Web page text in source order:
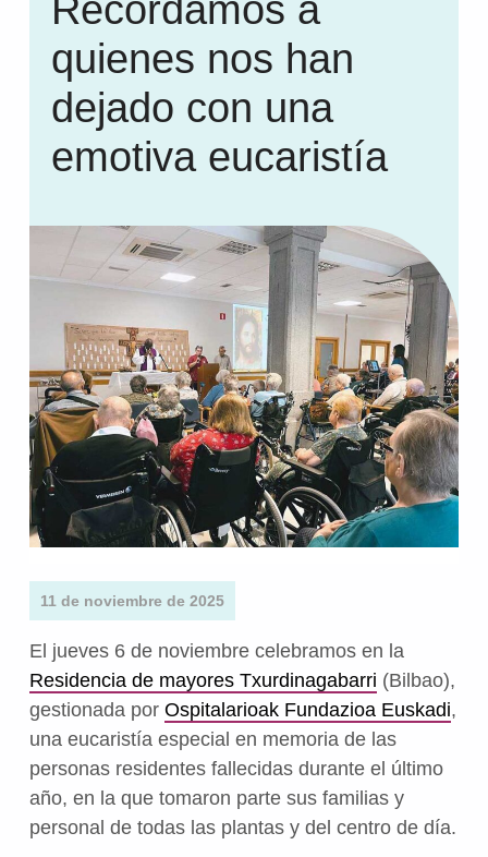
Recordamos a
quienes nos han
dejado con una
emotiva eucaristía
11 de noviembre de 2025
El jueves 6 de noviembre celebramos en la
Residencia de mayores Txurdinagabarri (Bilbao),
gestionada por Ospitalarioak Fundazioa Euskadi,
una eucaristía especial en memoria de las
personas residentes fallecidas durante el último
año, en la que tomaron parte sus familias y
personal de todas las plantas y del centro de día.